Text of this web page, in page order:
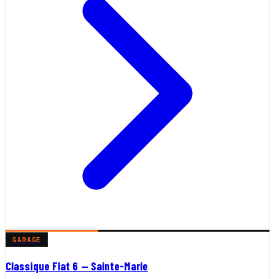
GARAGE
Classique Flat 6 — Sainte-Marie